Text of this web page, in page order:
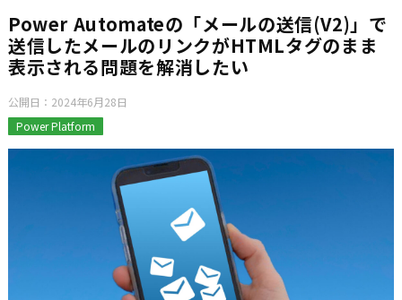
Power Automateの「メールの送信(V2)」で
送信したメールのリンクがHTMLタグのまま
表示される問題を解消したい
公開日： 2024年6月28日
Power Platform